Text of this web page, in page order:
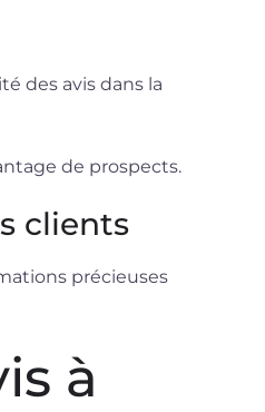
des avis dans la
de prospects.
clients
précieuses
à